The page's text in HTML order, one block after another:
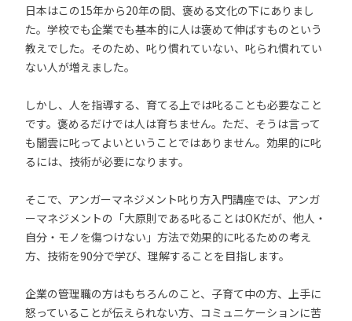
日本はこの15年から20年の間、褒める文化の下にありまし
た。学校でも企業でも基本的に人は褒めて伸ばすものという
教えでした。そのため、叱り慣れていない、叱られ慣れてい
ない人が増えました。
しかし、人を指導する、育てる上では叱ることも必要なこと
です。褒めるだけでは人は育ちません。ただ、そうは言って
も闇雲に叱ってよいということではありません。効果的に叱
るには、技術が必要になります。
そこで、アンガーマネジメント叱り方入門講座では、アンガ
ーマネジメントの「大原則である叱ることはOKだが、他人・
自分・モノを傷つけない」方法で効果的に叱るための考え
方、技術を90分で学び、理解することを目指します。
企業の管理職の方はもちろんのこと、子育て中の方、上手に
怒っていることが伝えられない方、コミュニケーションに苦